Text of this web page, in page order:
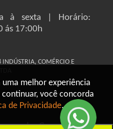
melhor experiência
você concorda
de Privacidade.
à sexta | Horário:
ás 17:00h
COMÉRCIO E
Grupo IW8